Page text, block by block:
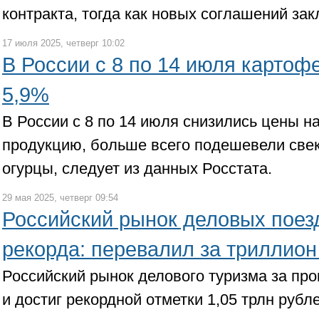
контракта, тогда как новых соглашений
17 июля 2025, четверг 10:02
В России с 8 по 14 июля
5,9%
В России с 8 по 14 июля снизились цены
продукцию, больше всего подешевели
огурцы, следует из данных Росстата.
29 мая 2025, четверг 09:54
Российский рынок деловых
рекорда: перевалил за
Российский рынок делового туризма за
и достиг рекордной отметки 1,05 трлн